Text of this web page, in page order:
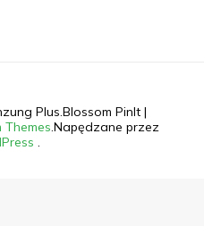
Plus.Blossom PinIt |
Themes.Napędzane przez
.